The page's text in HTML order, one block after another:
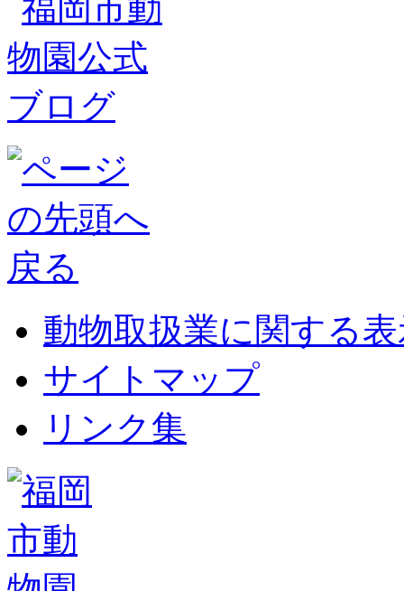
動物取扱業に関する
サイトマップ
リンク集